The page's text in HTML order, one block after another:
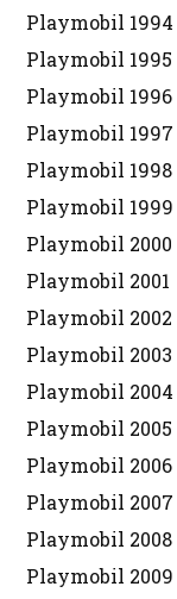
Playmobil 1994
Playmobil 1995
Playmobil 1996
Playmobil 1997
Playmobil 1998
Playmobil 1999
Playmobil 2000
Playmobil 2001
Playmobil 2002
Playmobil 2003
Playmobil 2004
Playmobil 2005
Playmobil 2006
Playmobil 2007
Playmobil 2008
Playmobil 2009